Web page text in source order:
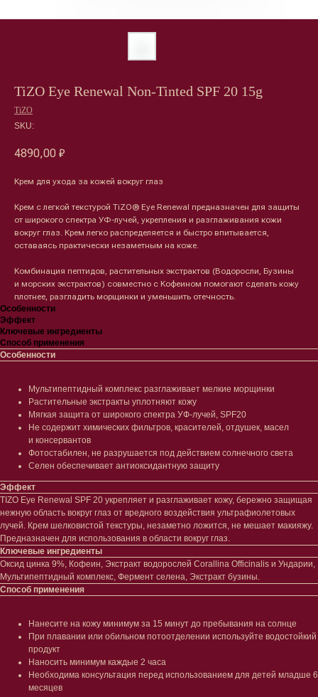
TiZO Eye Renewal Non-Tinted SPF 20 15g
TiZO
SKU:
4890,00 ₽
Крем для ухода за кожей вокруг глаз
Крем с легкой текстурой TiZO®️ Eye Renewal предназначен для защиты
от широкого спектра УФ-лучей, укрепления и разглаживания кожи
вокруг глаз. Крем легко распределяется и быстро впитывается,
оставаясь практически незаметным на коже.
Комбинация пептидов, растительных экстрактов (Водоросли, Бузины
и морских экстрактов) совместно с Кофеином помогают сделать кожу
плотнее, разгладить морщинки и уменьшить отечность.
Особенности
Эффект
Ключевые ингредиенты
Способ применения
Особенности
Мультипептидный комплекс разглаживает мелкие морщинки
Растительные экстракты уплотняют кожу
Мягкая защита от широкого спектра УФ-лучей, SPF20
Не содержит химических фильтров, красителей, отдушек, масел
и консервантов
Фотостабилен, не разрушается под действием солнечного света
Селен обеспечивает антиоксидантную защиту
Эффект
TIZO Eye Renewal SPF 20 укрепляет и разглаживает кожу, бережно защищая
нежную область вокруг глаз от вредного воздействия ультрафиолетовых
лучей. Крем шелковистой текстуры, незаметно ложится, не мешает макияжу.
Предназначен для использования в области вокруг глаз.
Ключевые ингредиенты
Оксид цинка 9%, Кофеин, Экстракт водорослей Corallina Officinalis и Ундарии,
Мультипептидный комплекс, Фермент селена, Экстракт бузины.
Способ применения
Нанесите на кожу минимум за 15 минут до пребывания на солнце
При плавании или обильном потоотделении используйте водостойкий
продукт
Наносить минимум каждые 2 часа
Необходима консультация перед использованием для детей младше 6
месяцев
Тело
Проблемы
Кремы
Лосьоны
Пилинги/масла
Уход за руками
Уход за ногами
Средства для ванны
Гаджеты
Наборы
Лицо
Проблемы
Очищение
Увлажнение/питание
Сыворотки/ эссенции
Ретинол
Защита от солнца
Тонизация
Восстановление
Маски и патчи
Уход за губами
Волосы
Проблемы
Шампуни
Кондиционеры/бальзамы
Маски/скрабы
Сыворотки/лосьоны